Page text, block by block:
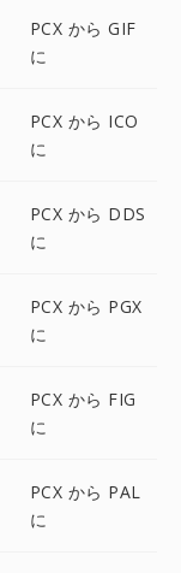
PCX から GIF
に
PCX から ICO
に
PCX から DDS
に
PCX から PGX
に
PCX から FIG
に
PCX から PAL
に